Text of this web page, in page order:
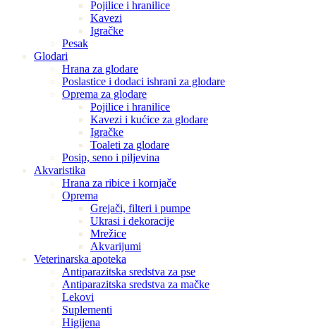
Pojilice i hranilice
Kavezi
Igračke
Pesak
Glodari
Hrana za glodare
Poslastice i dodaci ishrani za glodare
Oprema za glodare
Pojilice i hranilice
Kavezi i kućice za glodare
Igračke
Toaleti za glodare
Posip, seno i piljevina
Akvaristika
Hrana za ribice i kornjače
Oprema
Grejači, filteri i pumpe
Ukrasi i dekoracije
Mrežice
Akvarijumi
Veterinarska apoteka
Antiparazitska sredstva za pse
Antiparazitska sredstva za mačke
Lekovi
Suplementi
Higijena